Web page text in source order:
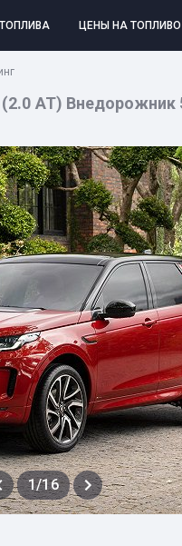
ЦЕНЫ НА ТОПЛИВО
AT) Внедорожник
1/16